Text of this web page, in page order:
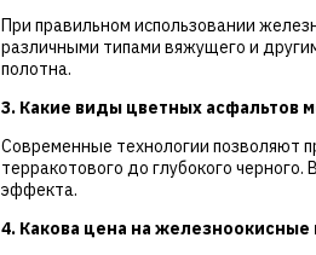
При правильном использовании
различными типами вяжущего и
полотна.
3. Какие виды цветных асфальтов
Современные технологии позволяют
терракотового до глубокого
эффекта.
4. Какова цена на